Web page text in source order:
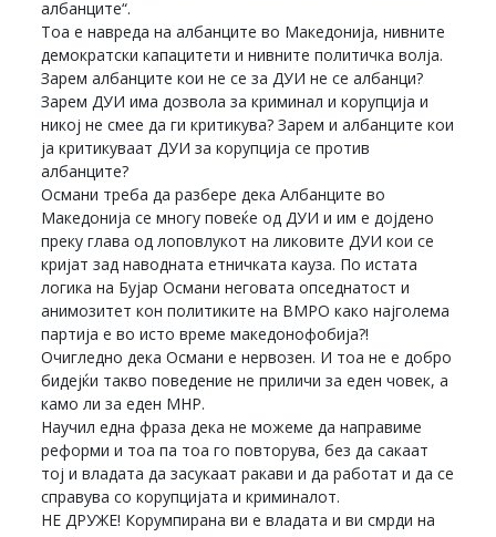
албанците“.
Тоа е навреда на албанците во Македонија, нивните
демократски капацитети и нивните политичка волја.
Зарем албанците кои не се за ДУИ не се албанци?
Зарем ДУИ има дозвола за криминал и корупција и
никој не смее да ги критикува? Зарем и албанците кои
ја критикуваат ДУИ за корупција се против
албанците?
Османи треба да разбере дека Албанците во
Македонија се многу повеќе од ДУИ и им е дојдено
преку глава од лоповлукот на ликовите ДУИ кои се
кријат зад наводната етничката кауза. По истата
логика на Бујар Османи неговата опседнатост и
анимозитет кон политиките на ВМРО како најголема
партија е во исто време македонофобија?!
Очигледно дека Османи е нервозен. И тоа не е добро
бидејќи такво поведение не приличи за еден човек, а
камо ли за еден МНР.
Научил една фраза дека не можеме да направиме
реформи и тоа па тоа го повторува, без да сакаат
тој и владата да засукаат ракави и да работат и да се
справува со корупцијата и криминалот.
НЕ ДРУЖЕ! Корумпирана ви е владата и ви смрди на